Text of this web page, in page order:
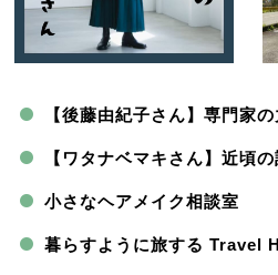
【後藤由紀子さん】専門家
【ワタナベマキさん】近頃
小さなヘアメイク相談室
暮らすように旅する Travel